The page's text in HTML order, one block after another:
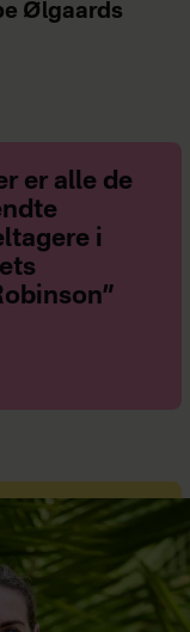
Ølgaards
er alle de
i